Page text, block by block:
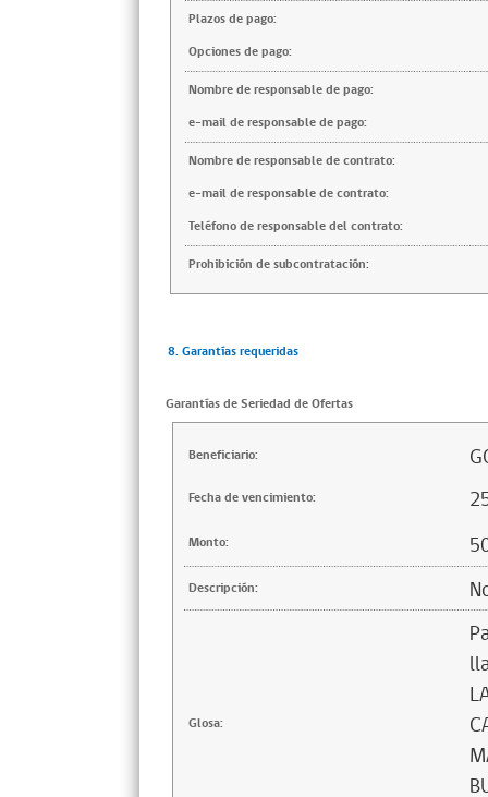
Plazos de pago:
Opciones de pago:
Nombre de responsable de pago:
e-mail de responsable de pago:
Nombre de responsable de contrato:
e-mail de responsable de contrato:
Teléfono de responsable del contrato:
Prohibición de subcontratación:
8. Garantías requeridas
Garantías de Seriedad de Ofertas
Beneficiario:
Fecha de vencimiento:
Monto:
Descripción:
Glosa: